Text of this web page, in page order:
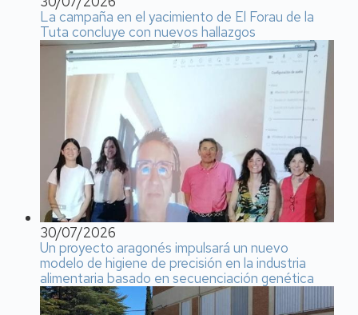
La campaña en el yacimiento de El Forau de la
Tuta concluye con nuevos hallazgos
30/07/2026
Un proyecto aragonés impulsará un nuevo
modelo de higiene de precisión en la industria
alimentaria basado en secuenciación genética